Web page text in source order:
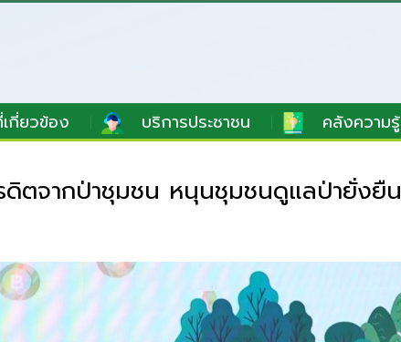
กี่ยวข้อง บริการประชาชน คลังความรู้
ตจากป่าชุมชน หนุนชุมชนดูแลป่ายั่งยืน